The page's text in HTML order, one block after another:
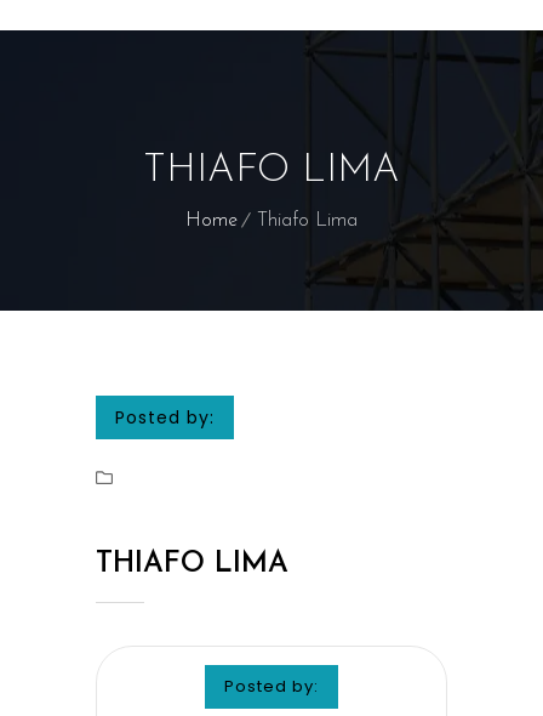
THIAFO LIMA
Home Thiafo Lima
Posted by:
THIAFO LIMA
Posted by: